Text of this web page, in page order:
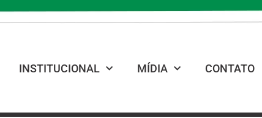
INSTITUCIONAL MÍDIA CONTATO